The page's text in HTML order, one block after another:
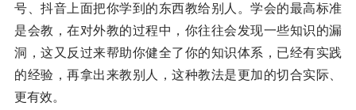
号、抖音上面把你学到的东西教给别人。学会的最高标准
是会教，在对外教的过程中，你往往会发现一些知识的漏
洞，这又反过来帮助你健全了你的知识体系，已经有实践
的经验，再拿出来教别人，这种教法是更加的切合实际、
更有效。